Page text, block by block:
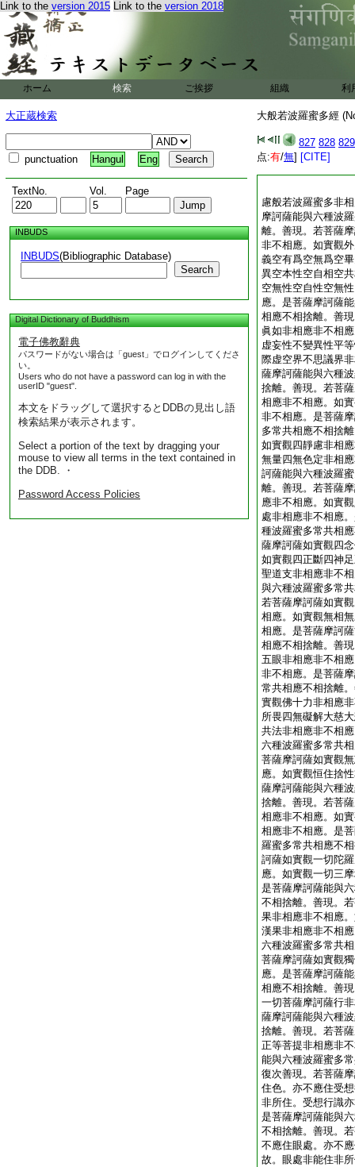
Link to the version 2015 Link to the version 2018
ホーム 検索 ご挨拶 組織 利
大正蔵検索
punctuation Hangul Eng
TextNo. Vol. Page
INBUDS
INBUDS(Bibliographic Database)
Search
Digital Dictionary of Buddhism
電子佛教辭典
パスワードがない場合は「guest」でログインしてくださ
い。
Users who do not have a password can log in with the
userID "guest".
本文をドラッグして選択するとDDBの見出し語
検索結果が表示されます。
Select a portion of the text by dragging your
mouse to view all terms in the text contained in
the DDB. ・
Password Access Policies
大般若波羅蜜多經
827 828 829
点:有/無] [CITE]
慮般若波羅蜜多非
摩訶薩能與六種波
離。善現。若菩薩
非不相應。如實觀
義空有爲空無爲空
異空本性空自相空
空無性空自性空無
應。是菩薩摩訶薩
相應不相捨離。善
眞如非相應非不相
虚妄性不變異性平
際虚空界不思議界
薩摩訶薩能與六種
捨離。善現。若菩
相應非不相應。如
非不相應。是菩薩
多常共相應不相捨
如實觀四靜慮非相
無量四無色定非相
訶薩能與六種波羅
離。善現。若菩薩
應非不相應。如實
處非相應非不相應
種波羅蜜多常共相
薩摩訶薩如實觀四
如實觀四正斷四神
聖道支非相應非不
與六種波羅蜜多常
若菩薩摩訶薩如實
相應。如實觀無相
相應。是菩薩摩訶
相應不相捨離。善
五眼非相應非不相
非不相應。是菩薩
常共相應不相捨離
實觀佛十力非相應
所畏四無礙解大慈
共法非相應非不相
六種波羅蜜多常共
菩薩摩訶薩如實觀
應。如實觀恒住捨
薩摩訶薩能與六種
捨離。善現。若菩
相應非不相應。如
相應非不相應。是
羅蜜多常共相應不
訶薩如實觀一切陀
應。如實觀一切三
是菩薩摩訶薩能與
不相捨離。善現。
果非相應非不相應
漢果非相應非不相
六種波羅蜜多常共
菩薩摩訶薩如實觀
應。是菩薩摩訶薩
相應不相捨離。善
一切菩薩摩訶薩行
薩摩訶薩能與六種
捨離。善現。若菩
正等菩提非相應非
能與六種波羅蜜多
復次善現。若菩薩
住色。亦不應住受
非所住。受想行識
是菩薩摩訶薩能與
不相捨離。善現。
不應住眼處。亦不
故。眼處非能住非